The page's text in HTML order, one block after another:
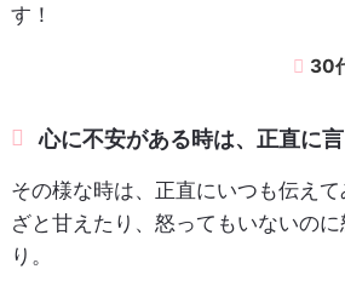
す！
30
心に不安がある時は、正直に言
その様な時は、正直にいつも伝え
ざと甘えたり、怒ってもいないの
り。